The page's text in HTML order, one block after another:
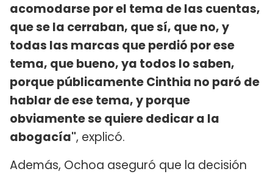
acomodarse por el tema de las cuentas,
que se la cerraban, que sí, que no, y
todas las marcas que perdió por ese
tema, que bueno, ya todos lo saben,
porque públicamente Cinthia no paró de
hablar de ese tema, y porque
obviamente se quiere dedicar a la
abogacía", explicó.
Además, Ochoa aseguró que la decisión